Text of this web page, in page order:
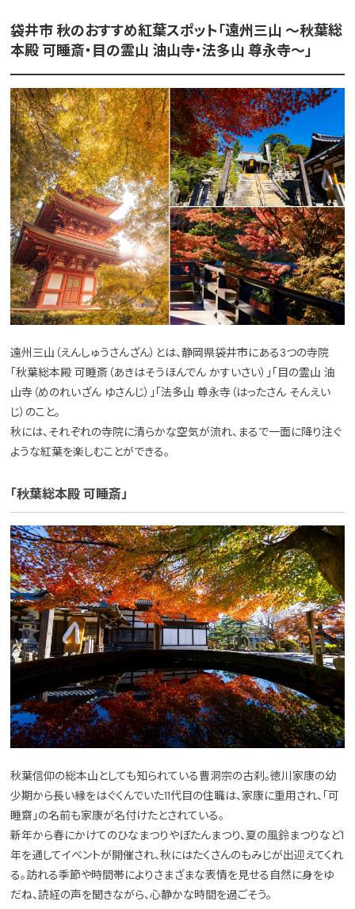
袋井市 秋のおすすめ紅葉スポット「遠州三山 〜秋葉総
本殿 可睡斎・目の霊山 油山寺・法多山 尊永寺〜」
遠州三山（えんしゅうさんざん）とは、静岡県袋井市にある3つの寺院
「秋葉総本殿 可睡斎（あきはそうほんでん かすいさい）」「目の霊山 油
山寺（めのれいざん ゆさんじ）」「法多山 尊永寺（はったさん そんえい
じ）のこと。
秋には、それぞれの寺院に清らかな空気が流れ、まるで一面に降り注ぐ
ような紅葉を楽しむことができる。
「秋葉総本殿 可睡斎」
秋葉信仰の総本山としても知られている曹洞宗の古刹。徳川家康の幼
少期から長い縁をはぐくんでいた11代目の住職は、家康に重用され、「可
睡齋」の名前も家康が名付けたとされている。
新年から春にかけてのひなまつりやぼたんまつり、夏の風鈴まつりなど1
年を通してイベントが開催され、秋にはたくさんのもみじが出迎えてくれ
る。訪れる季節や時間帯によりさまざまな表情を見せる自然に身をゆ
だね、読経の声を聞きながら、心静かな時間を過ごそう。